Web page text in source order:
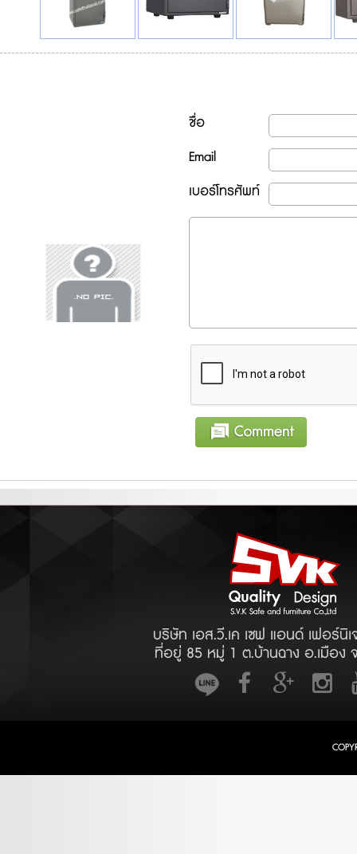
ชื่อ
Email
เบอร์โทรศัพท์
บริษัท เอส.วี.เค เซฟ แอนด์ เฟอร์นิ
ที่อยู่ 85 หมู่ 1 ต.บ้านฉาง อ.เมือง